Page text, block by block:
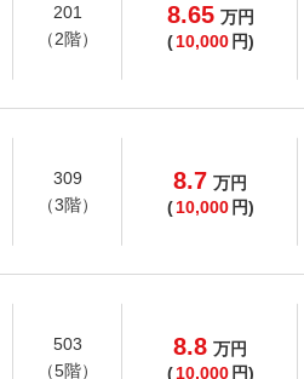
201
（2階）
8.65 万円
(10,000 円)
309
（3階）
8.7 万円
(10,000 円)
503
（5階）
8.8 万円
(10,000 円)